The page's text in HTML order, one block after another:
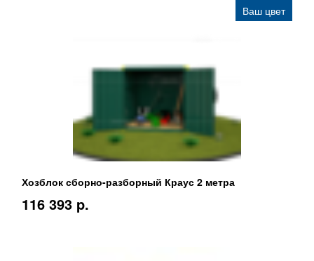
Ваш цвет
Хозблок сборно-разборный Краус 2 метра
116 393 p.